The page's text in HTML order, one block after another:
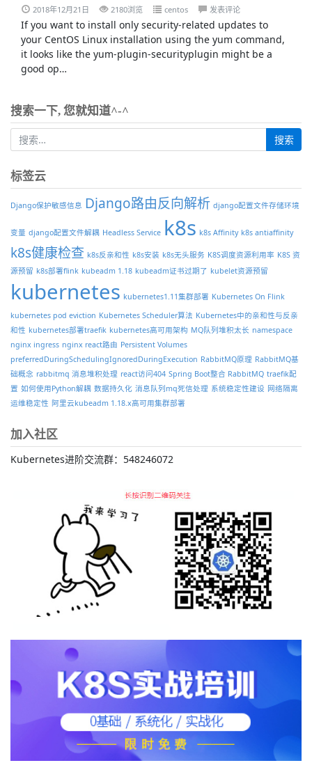
2018年12月21日 2180浏览 centos 发表评论
If you want to install only security-related updates to
your CentOS Linux installation using the yum command,
it looks like the yum-plugin-securityplugin might be a
good op…
搜索一下, 您就知道^-^
标签云
Django保护敏感信息 Django路由反向解析 django配置文件存储环境
变量 django配置文件解耦 Headless Service k8s k8s Affinity k8s antiaffinity
k8s健康检查 k8s反亲和性 k8s安装 k8s无头服务 K8S调度资源利用率 K8S 资
源预留 k8s部署flink kubeadm 1.18 kubeadm证书过期了 kubelet资源预留
kubernetes kubernetes1.11集群部署 Kubernetes On Flink
kubernetes pod eviction Kubernetes Scheduler算法 Kubernetes中的亲和性与反亲
和性 kubernetes部署traefik kubernetes高可用架构 MQ队列堆积太长 namespace
nginx ingress nginx react路由 Persistent Volumes
preferredDuringSchedulingIgnoredDuringExecution RabbitMQ原理 RabbitMQ基
础概念 rabbitmq 消息堆积处理 react访问404 Spring Boot整合 RabbitMQ traefik配
置 如何使用Python解耦 数据持久化 消息队列mq死信处理 系统稳定性建设 网络隔离
运维稳定性 阿里云kubeadm 1.18.x高可用集群部署
加入社区
Kubernetes进阶交流群：548246072